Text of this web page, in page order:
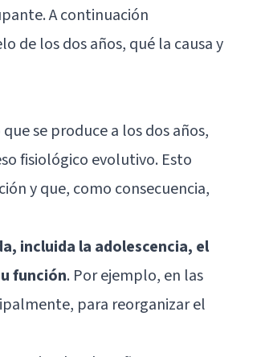
A continuación
de los dos años, qué la causa y
se produce a los dos años,
fisiológico evolutivo. Esto
y que, como consecuencia,
incluida la adolescencia, el
función. Por ejemplo, en las
para reorganizar el